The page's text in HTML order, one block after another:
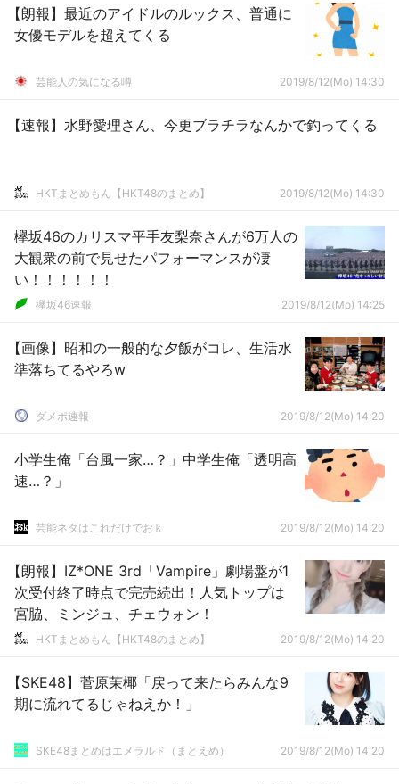
【朗報】最近のアイドルのルックス、普通に
女優モデルを超えてくる
芸能人の気になる噂 2019/8/12(Mo) 14:30
【速報】水野愛理さん、今更ブラチラなんかで釣ってくる
HKTまとめもん【HKT48のまとめ】 2019/8/12(Mo) 14:30
欅坂46のカリスマ平手友梨奈さんが6万人の
大観衆の前で見せたパフォーマンスが凄
い！！！！！！
欅坂46速報 2019/8/12(Mo) 14:25
【画像】昭和の一般的な夕飯がコレ、生活水
準落ちてるやろw
ダメポ速報 2019/8/12(Mo) 14:20
小学生俺「台風一家…？」中学生俺「透明高
速…？」
芸能ネタはこれだけでおｋ 2019/8/12(Mo) 14:20
【朗報】IZ*ONE 3rd「Vampire」劇場盤が1
次受付終了時点で完売続出！人気トップは
宮脇、ミンジュ、チェウォン！
HKTまとめもん【HKT48のまとめ】 2019/8/12(Mo) 14:20
【SKE48】菅原茉椰「戻って来たらみんな9
期に流れてるじゃねえか！」
SKE48まとめはエメラルド（まとえめ） 2019/8/12(Mo) 14:20